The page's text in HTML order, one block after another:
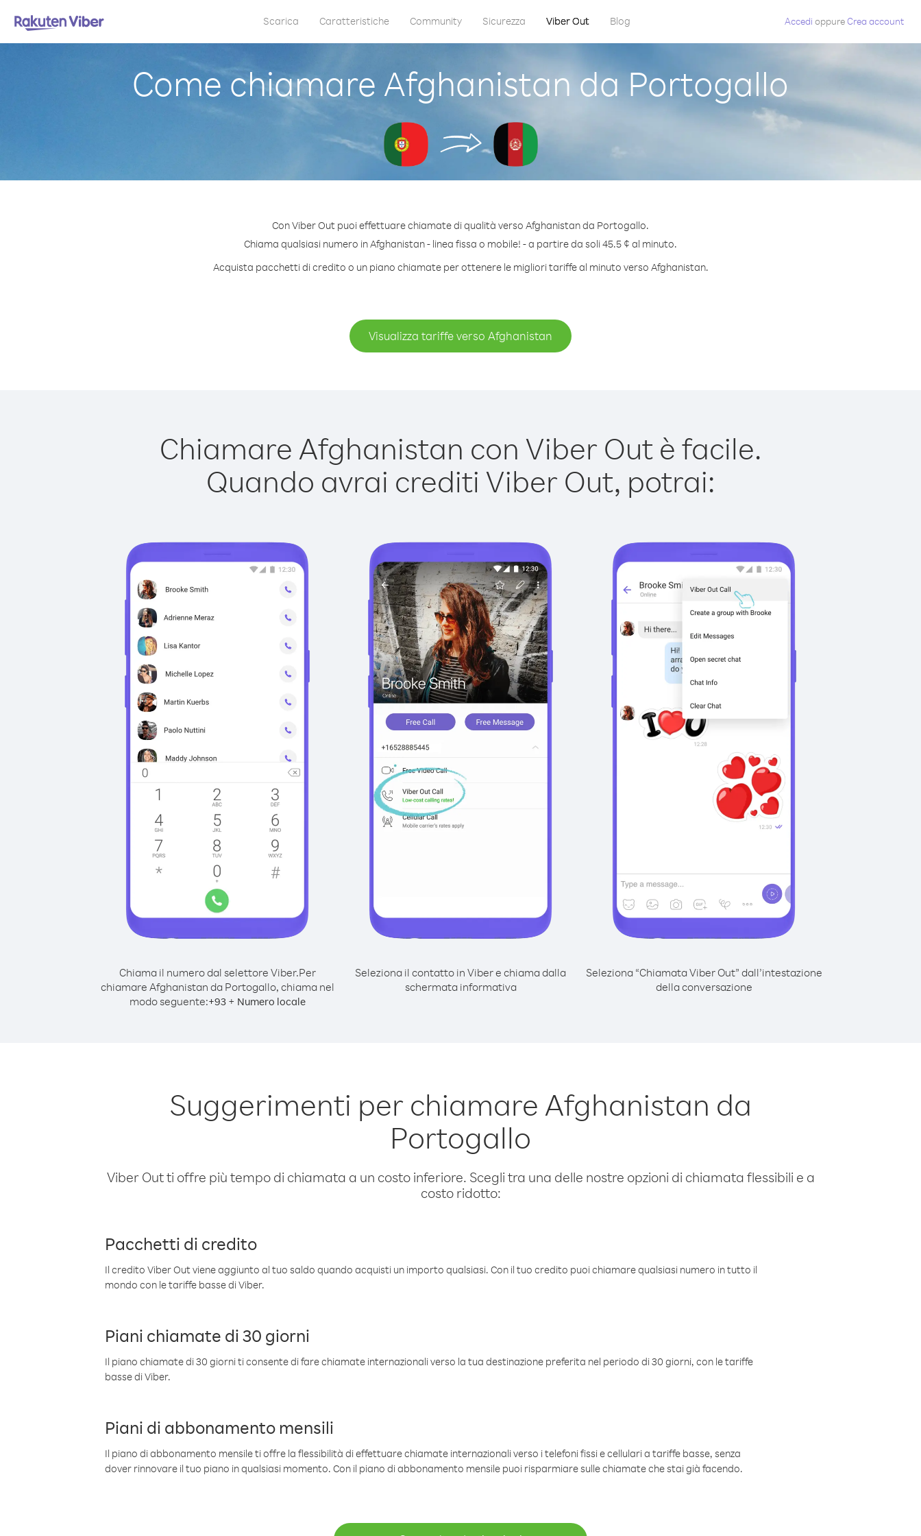
Scarica Caratteristiche Community Sicurezza Viber Out Blog Accedi oppureCrea account
Come chiamare Afghanistan da Portogallo
Con Viber Out puoi effettuare chiamate di qualità verso Afghanistan da Portogallo.
Chiama qualsiasi numero in Afghanistan - linea fissa o mobile! - a partire da soli 45.5 ¢ al minuto.
Acquista pacchetti di credito o un piano chiamate per ottenere le migliori tariffe al minuto verso Afghanistan.
Visualizza tariffe verso Afghanistan
Chiamare Afghanistan con Viber Out è facile.
Quando avrai crediti Viber Out, potrai:
Chiama il numero dal selettore Viber.Per
chiamare Afghanistan da Portogallo, chiama nel
modo seguente:+93+ Numero locale
Seleziona il contatto in Viber e chiama dalla
schermata informativa
Seleziona “Chiamata Viber Out” dall’intestazione
della conversazione
Suggerimenti per chiamare Afghanistan da
Portogallo
Viber Out ti offre più tempo di chiamata a un costo inferiore. Scegli tra una delle nostre opzioni di chiamata flessibili e a
costo ridotto:
Pacchetti di credito
Il credito Viber Out viene aggiunto al tuo saldo quando acquisti un importo qualsiasi. Con il tuo credito puoi chiamare qualsiasi numero in tutto il
mondo con le tariffe basse di Viber.
Piani chiamate di 30 giorni
Il piano chiamate di 30 giorni ti consente di fare chiamate internazionali verso la tua destinazione preferita nel periodo di 30 giorni, con le tariffe
basse di Viber.
Piani di abbonamento mensili
Il piano di abbonamento mensile ti offre la flessibilità di effettuare chiamate internazionali verso i telefoni fissi e cellulari a tariffe basse, senza
dover rinnovare il tuo piano in qualsiasi momento. Con il piano di abbonamento mensile puoi risparmiare sulle chiamate che stai già facendo.